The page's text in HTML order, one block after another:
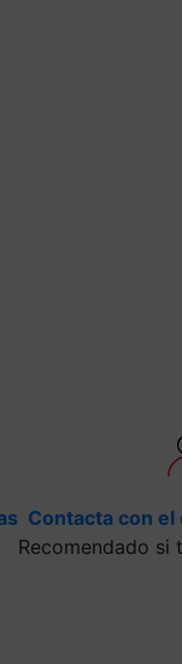
Contacta con
Recomendado si